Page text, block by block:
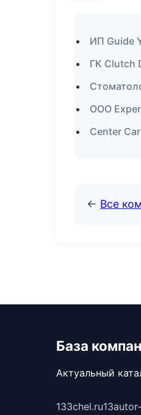
ИП Guide
ГК Clutch
ООО
Center
← Все
База
Актуальный
133chel.ru